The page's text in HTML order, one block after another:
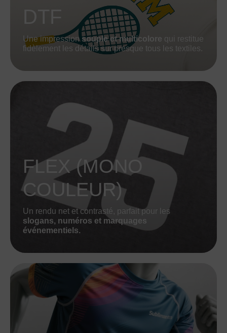
DTF
Une impressionsouple et multicolore qui restitue
fidèlement les détails sur presque tous les textiles.
FLEX (MONO
COULEUR)
Un rendu net et contrasté, parfait pour les
slogans, numéros et marquages
événementiels.